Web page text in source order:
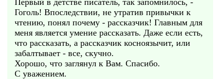
Первый в детстве писатель, так запомнилось, -
Гоголь! Впоследствии, не утратив привычки к
чтению, понял почему - рассказчик! Главным для
меня является умение рассказать. Даже если есть,
что рассказать, а рассказчик косноязычит, или
забалтывает - все, скучно.
Хорошо, что заглянул к Вам. Спасибо.
С уважением.